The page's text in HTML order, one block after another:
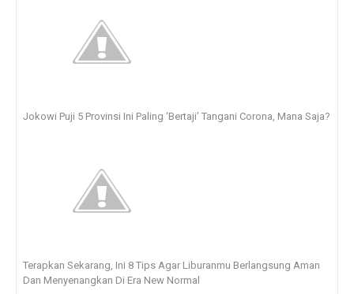
Jokowi Puji 5 Provinsi Ini Paling ‘Bertaji’ Tangani Corona, Mana Saja?
Terapkan Sekarang, Ini 8 Tips Agar Liburanmu Berlangsung Aman
Dan Menyenangkan Di Era New Normal